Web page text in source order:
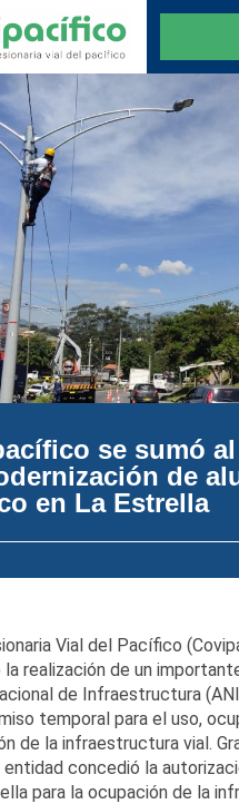
se sumó
de
en La Estrella
Vial del Pacífico
la realización de un
de Infraestructura
temporal para el uso,
de la infraestructura vial.
concedió la
para la ocupación de la